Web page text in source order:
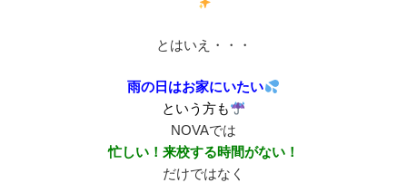
とはいえ・・・
雨の日はお家にいたい
という方も
NOVAでは
忙しい！ 来校する時間がない！
だけではなく